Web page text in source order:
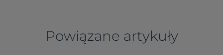
Powiązane artykuły